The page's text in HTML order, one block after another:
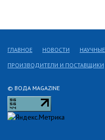
© ВОДА MAGAZINE
ГЛАВНОЕ НОВОСТИ
ПРОИЗВОДИТЕЛИ И ПОСТАВЩИКИ